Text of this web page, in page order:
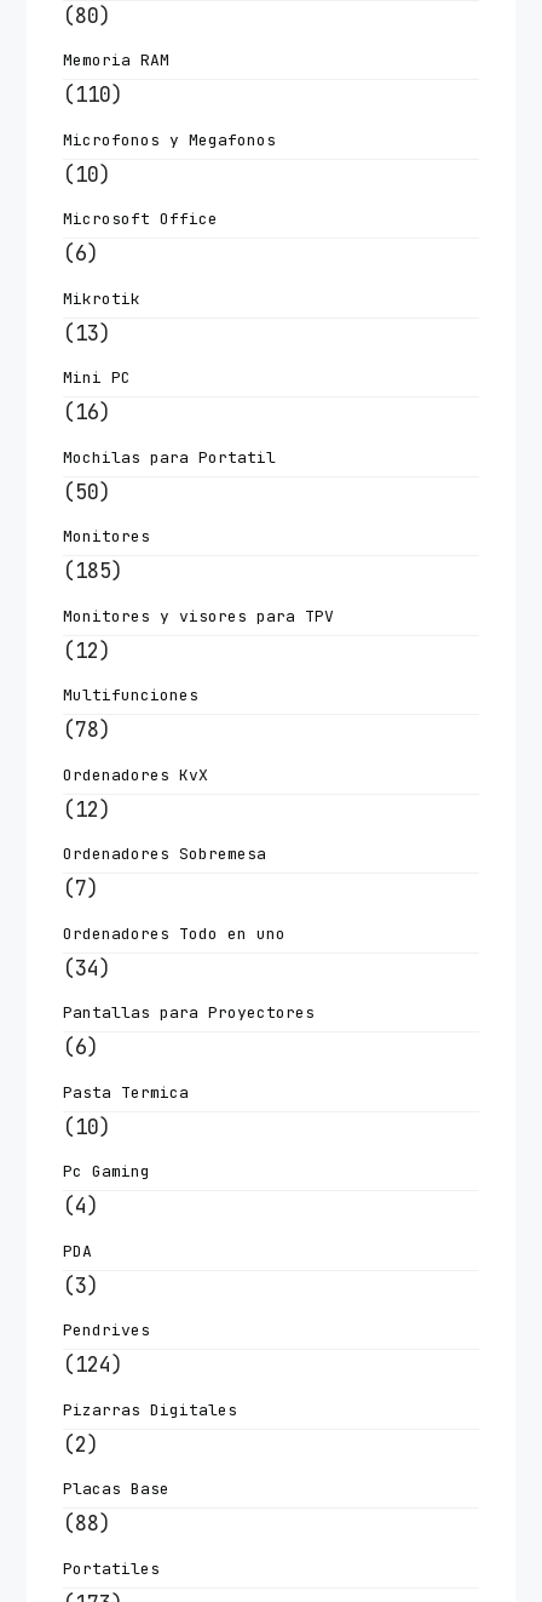
(80)
Memoria RAM
(110)
Microfonos y Megafonos
(10)
Microsoft Office
(6)
Mikrotik
(13)
Mini PC
(16)
Mochilas para Portatil
(50)
Monitores
(185)
Monitores y visores para TPV
(12)
Multifunciones
(78)
Ordenadores KvX
(12)
Ordenadores Sobremesa
(7)
Ordenadores Todo en uno
(34)
Pantallas para Proyectores
(6)
Pasta Termica
(10)
Pc Gaming
(4)
PDA
(3)
Pendrives
(124)
Pizarras Digitales
(2)
Placas Base
(88)
Portatiles